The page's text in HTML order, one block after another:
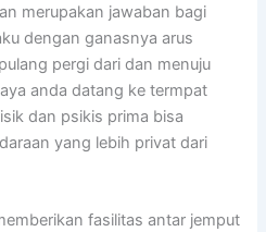
merupakan jawaban bagi
dengan ganasnya arus
pergi dari dan menuju
anda datang ke termpat
dan psikis prima bisa
yang lebih privat dari
fasilitas antar jemput